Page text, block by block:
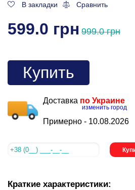
В закладки Сравнить
599.0 грн 999.0 грн
Купить
Доставка по Украине
изменить город
Примерно - 10.08.2026
Краткие характеристики: